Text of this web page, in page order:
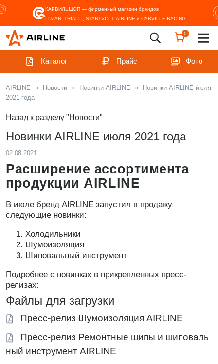
КАРВИЛЬШОП — фирменный магазин брендов
LUZAR, TRIALLI, STARTVOLT, AIRLINE и CARVILLE RACING
0
Каталог Прайс Фото
AIRLINE » Новости » Новинки AIRLINE »
Новинки AIRLINE июля
2021 года
Назад к разделу "Новости"
Новинки AIRLINE июля 2021 года
02.08.2021
Расширение ассортимента
продукции AIRLINE
В июле бренд AIRLINE запустил в продажу
следующие новинки:
Холодильники
Шумоизоляция
Шиповальный инструмент
Подробнее о новинках в прикрепленных пресс-
релизах:
Файлы для загрузки
Пресс-релиз Шумоизоляция AIRLINE
Пресс-релиз Ремонтные шипы и шиповаль
ный инструмент AIRLINE